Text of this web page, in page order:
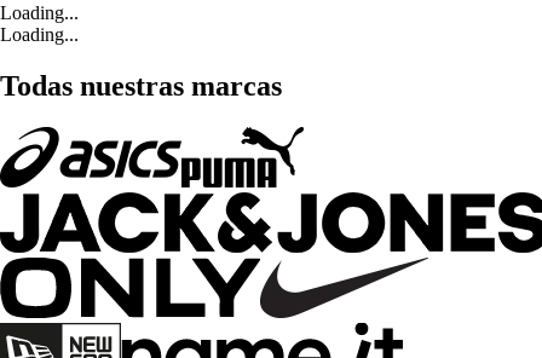
Loading...
Loading...
Todas nuestras marcas